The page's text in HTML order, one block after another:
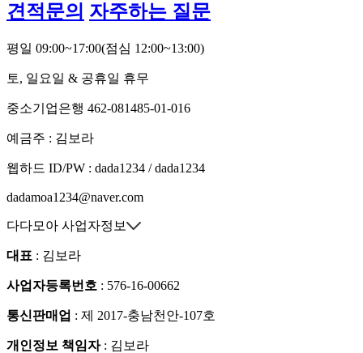
견적문의 자주하는 질문
평일 09:00~17:00(점심 12:00~13:00)
토, 일요일 & 공휴일 휴무
중소기업은행 462-081485-01-016
예금주 : 김보라
웹하드 ID/PW : dada1234 / dada1234
dadamoa1234@naver.com
다다모아 사업자정보
대표 : 김보라
사업자등록번호 : 576-16-00662
통신판매업 : 제 2017-충남천안-107호
개인정보 책임자: 김보라